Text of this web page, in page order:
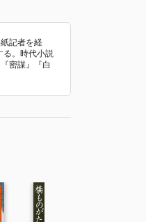
記者を経
る。時代小説
密謀』『白